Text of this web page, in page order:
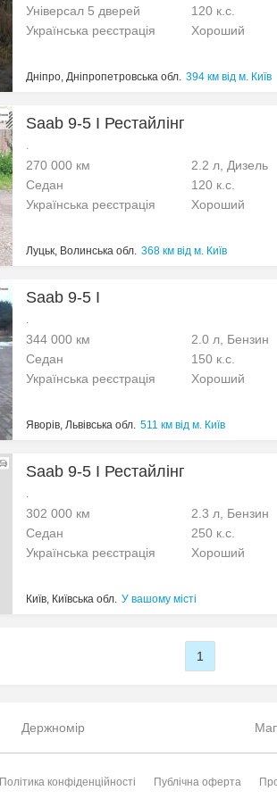
Універсал 5 дверей
120 к.с.
Українська реєстрація
Хороший
Дніпро, Дніпропетровська обл. 394 км від м. Київ
Saab 9-5 I Рестайлінг
.
270 000 км 2.2 л, Дизель
Седан
120 к.с.
Українська реєстрація
Хороший
Луцьк, Волинська обл. 368 км від м. Київ
Saab 9-5 I
.
344 000 км 2.0 л, Бензин
Седан
150 к.с.
Українська реєстрація
Хороший
Яворів, Львівська обл. 511 км від м. Київ
Saab 9-5 I Рестайлінг
.
302 000 км 2.3 л, Бензин
Седан
250 к.с.
Українська реєстрація
Хороший
Київ, Київська обл. У вашому місті
1
Держномір
Політика конфіденційності Публічна оферта